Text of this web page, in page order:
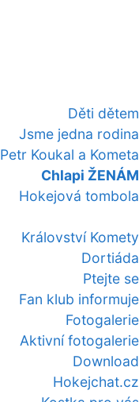
Děti dětem
Jsme jedna rodina
Petr Koukal a Kometa
Chlapi ŽENÁM
Hokejová tombola
Království Komety
Dortiáda
Ptejte se
Fan klub informuje
Fotogalerie
Aktivní fotogalerie
Download
Hokejchat.cz